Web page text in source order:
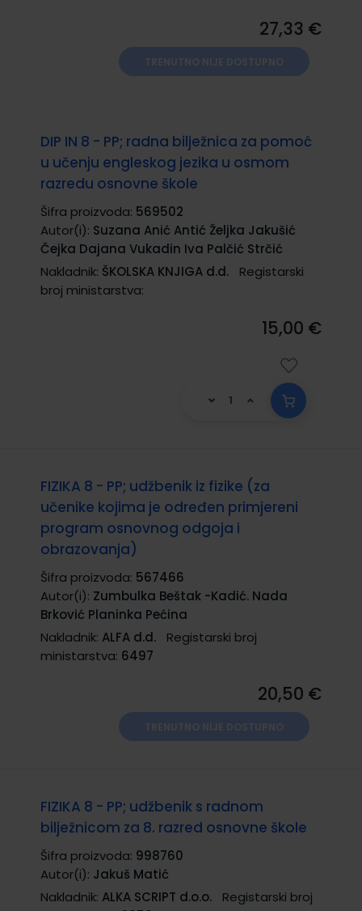
27,33 €
DIP IN 8 - PP; radna bilježnica za pomoć
u učenju engleskog jezika u osmom
razredu osnovne škole
Šifra proizvoda: 569502
Autor(i): Suzana Anić Antić Željka Jakušić
Čejka Dajana Vukadin Iva Palčić Strčić
Nakladnik: ŠKOLSKA KNJIGA d.d.
Registarski
broj ministarstva:
15,00 €
FIZIKA 8 - PP; udžbenik iz fizike (za
učenike kojima je određen primjereni
program osnovnog odgoja i
obrazovanja)
Šifra proizvoda: 567466
Autor(i): Zumbulka Beštak -Kadić. Nada
Brković Planinka Pećina
Nakladnik: ALFA d.d.
Registarski broj
ministarstva: 6497
20,50 €
FIZIKA 8 - PP; udžbenik s radnom
bilježnicom za 8. razred osnovne škole
Šifra proizvoda: 998760
Autor(i): Jakuš Matić
Nakladnik: ALKA SCRIPT d.o.o.
Registarski broj